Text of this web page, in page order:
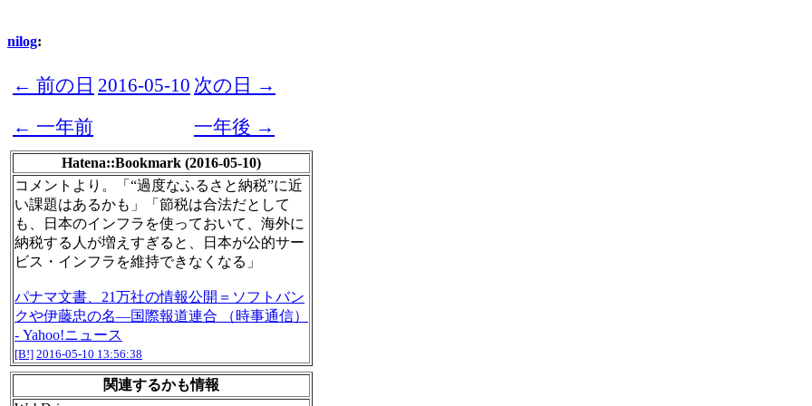
nilog:
← 前の日 2016-05-10 次の日 →
← 一年前
一年後 →
Hatena::Bookmark (2016-05-10)
コメントより。「“過度なふるさと納税”に近
い課題はあるかも」「節税は合法だとして
も、日本のインフラを使っておいて、海外に
納税する人が増えすぎると、日本が公的サー
ビス・インフラを維持できなくなる」
パナマ文書、21万社の情報公開＝ソフトバン
クや伊藤忠の名―国際報道連合 （時事通信）
- Yahoo!ニュース
[B!] 2016-05-10 13:56:38
関連するかも情報